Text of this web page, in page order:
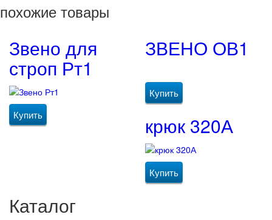
похожие товары
Звено для
строп Рт1
Купить
ЗВЕНО ОВ1
Купить
крюк 320А
Купить
Каталог